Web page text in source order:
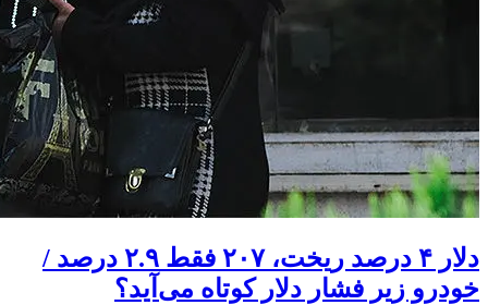
دلار ۴ درصد ریخت، ۲۰۷ فقط ۲.۹ درصد /
خودرو زیر فشار دلار کوتاه می‌آید؟